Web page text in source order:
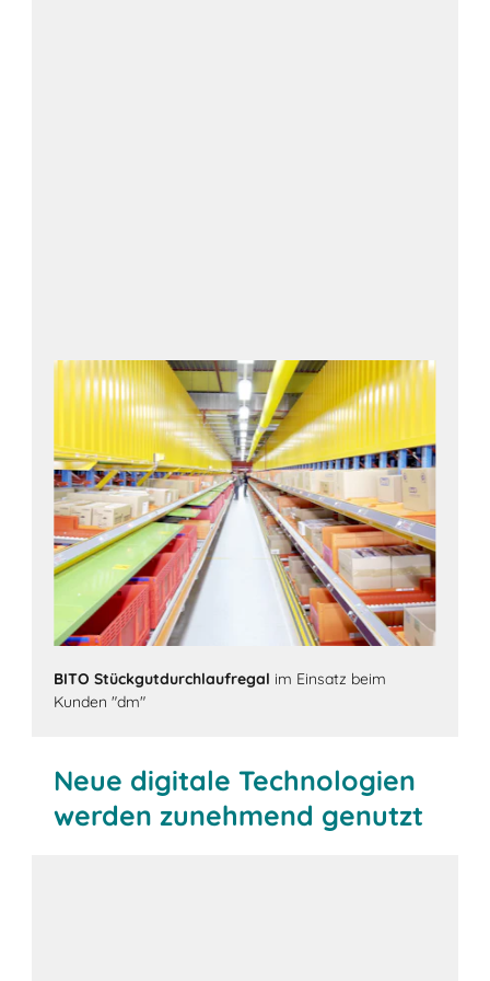
BITO Stückgutdurchlaufregal im Einsatz beim
Kunden "dm"
Neue digitale Technologien
werden zunehmend genutzt